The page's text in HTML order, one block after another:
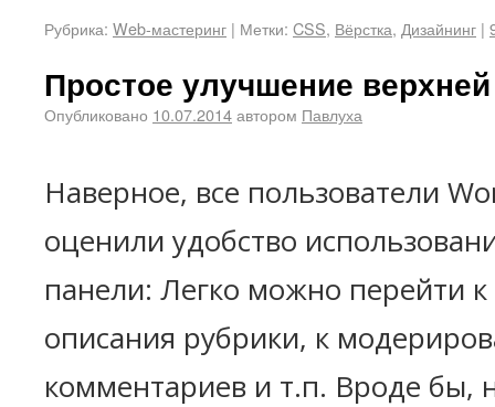
Рубрика: Web-мастеринг | Метки: CSS, Вёрстка, Дизайнинг |
Простое улучшение
Опубликовано 10.07.2014автором Павлуха
Наверное, все пользователи
оценили удобство
панели: Легко можно перейти
описания рубрики, к
комментариев и т.п. Вроде бы,